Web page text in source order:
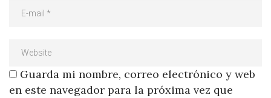
Guarda mi nombre, correo electrónico y web
en este navegador para la próxima vez que